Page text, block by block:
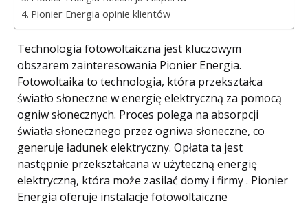
Pionier Energia opinie klientów
Technologia fotowoltaiczna jest kluczowym
obszarem zainteresowania Pionier Energia.
Fotowoltaika to technologia, która przekształca
światło słoneczne w energię elektryczną za pomocą
ogniw słonecznych. Proces polega na absorpcji
światła słonecznego przez ogniwa słoneczne, co
generuje ładunek elektryczny. Opłata ta jest
następnie przekształcana w użyteczną energię
elektryczną, która może zasilać domy i firmy . Pionier
Energia oferuje instalacje fotowoltaiczne